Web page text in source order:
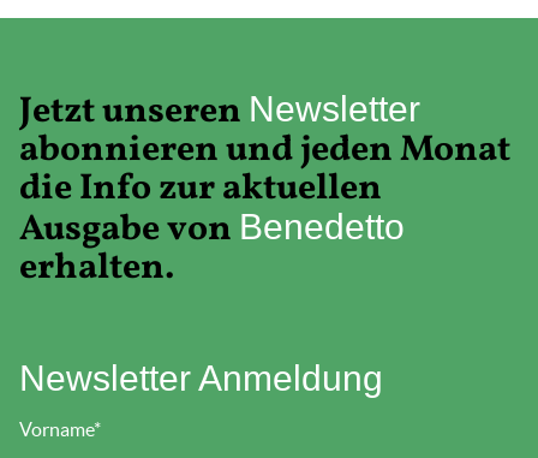
Jetzt unseren Newsletter
abonnieren und jeden Monat
die Info zur aktuellen
Ausgabe von Benedetto
erhalten.
Newsletter Anmeldung
Vorname*